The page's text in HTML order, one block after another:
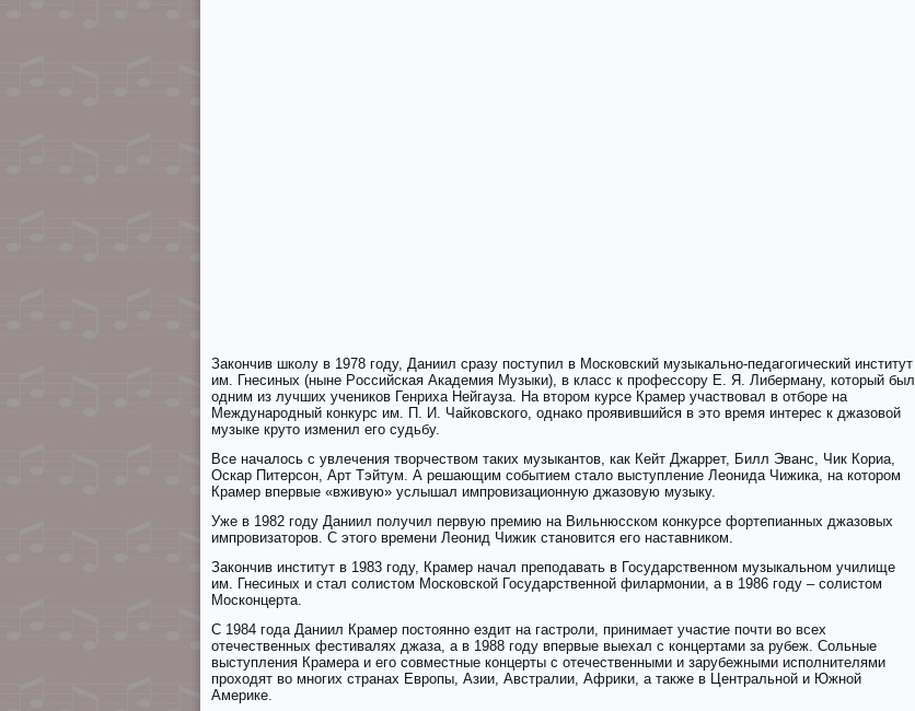
Закончив школу в 1978 году, Даниил сразу поступил в Mocкoвcкий мyзыкaльнo-пeдaгoгичecкий инcтитyт
им. Гнесиных (ныне Poccийскaя Aкaдeмия Myзыки), в класс к профессору Е. Я. Либерману, который был
одним из лучших учеников Генриха Нейгауза. На втором курсе Крамер участвовал в отборе на
Meждyнaрoдный кoнкyрc им. П. И. Чайковского, однако проявившийся в это время интерес к джазовой
музыке круто изменил его судьбу.
Все началось с увлечения творчеством таких музыкантов, как Кейт Джаррет, Билл Эванс, Чик Кориа,
Оскар Питерсон, Арт Тэйтум. А решающим событием стало выступление Леонида Чижика, на котором
Крамер впервые «вживую» услышал импровизационную джазовую музыку.
Уже в 1982 году Даниил получил первую премию на Вильнюсском конкурсе фортепианных джазовых
импровизаторов. С этого времени Леонид Чижик становится его наставником.
Закончив институт в 1983 году, Крамер начал преподавать в Государственном музыкальном училище
им. Гнесиных и стал солистом Московской Государственной филармонии, а в 1986 году – солистом
Москонцерта.
С 1984 года Даниил Крамер постоянно ездит на гастроли, принимает участие почти во всех
отечественных фестивалях джаза, а в 1988 году впервые выехал с концертами за рубеж. Сольные
выступления Крамера и его совместные концерты с отечественными и зарубежными исполнителями
проходят во многих странах Европы, Азии, Австралии, Африки, а также в Центральной и Южной
Америке.